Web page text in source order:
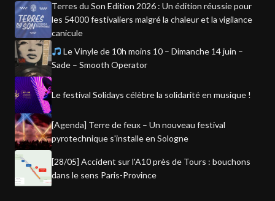
Terres du Son Edition 2026 : Un édition réussie pour
les 54000 festivaliers malgré la chaleur et la vigilance
canicule
Le Vinyle de 10h moins 10 – Dimanche 14 juin –
Sade – Smooth Operator
Le festival Solidays célèbre la solidarité en musique !
[Agenda] Terre de feux – Un nouveau festival
pyrotechnique s'installe en Sologne
[28/05] Accident sur l'A10 près de Tours : bouchons
dans le sens Paris-Province